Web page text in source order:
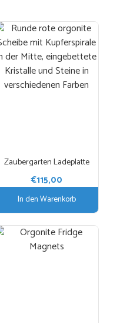
Zaubergarten Ladeplatte
€115,00
In den Warenkorb